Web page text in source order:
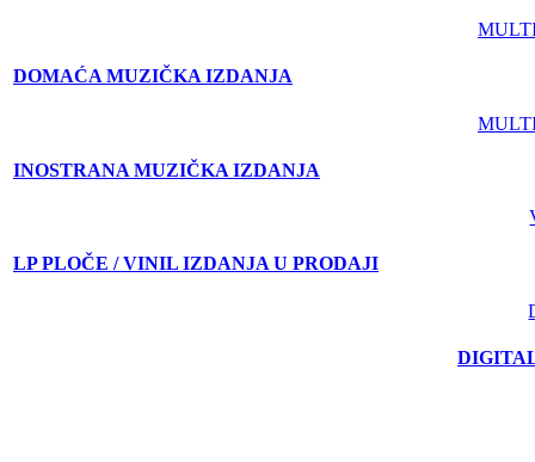
DOMAĆA MUZIČKA IZDANJA
INOSTRANA MUZIČKA IZDANJA
LP PLOČE / VINIL IZDANJA U PRODAJI